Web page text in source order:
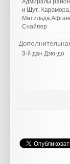
и Шут,
Снайпер
3-й дан Дзю-до